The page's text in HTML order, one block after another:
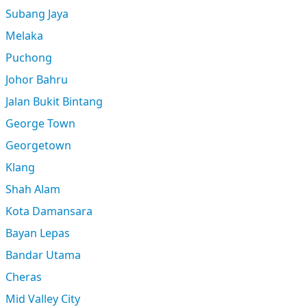
Subang Jaya
Melaka
Puchong
Johor Bahru
Jalan Bukit Bintang
George Town
Georgetown
Klang
Shah Alam
Kota Damansara
Bayan Lepas
Bandar Utama
Cheras
Mid Valley City